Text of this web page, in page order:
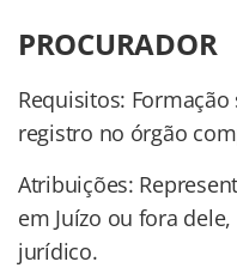
PROCURADOR
Requisitos:
registro no órgão
Atribuições:
em Juízo ou fora
jurídico.